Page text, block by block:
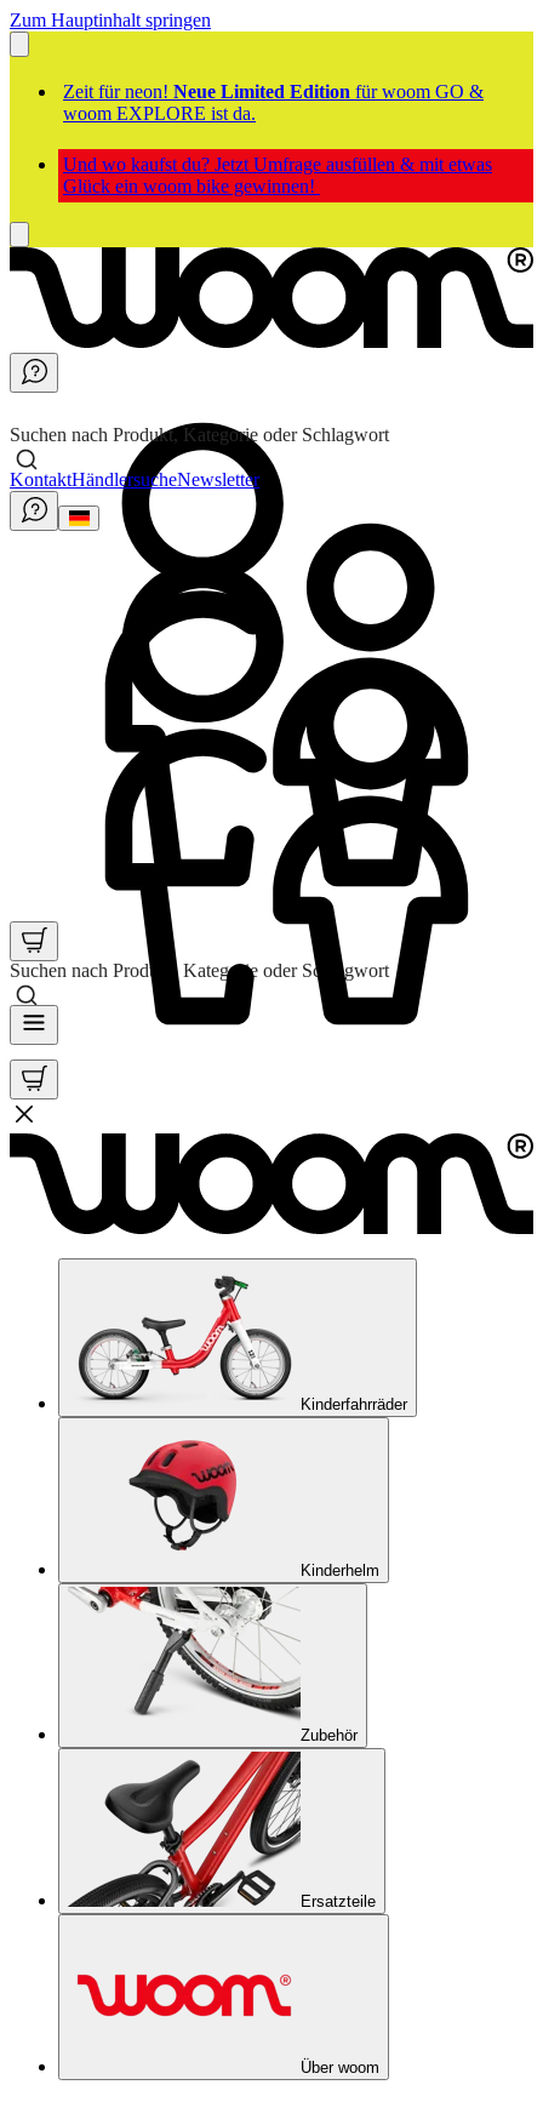
Zum Hauptinhalt springen
Zeit für neon! Neue Limited Edition für woom GO &
woom EXPLORE ist da.
Und wo kaufst du? Jetzt Umfrage ausfüllen & mit etwas
Glück ein woom bike gewinnen!
Suchen nach Produkt, Kategorie oder Schlagwort
Suchen nach Produkt, Kategorie oder Schlagwort
KontaktHändlersucheNewsletter
Kinderfahrräder
Kinderhelm
Zubehör
Ersatzteile
Über woom